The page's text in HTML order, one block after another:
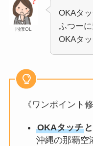
同僚OL
OKAタ
ふつー
OKAタ
《ワンポイント
OKAタッチ
沖縄の那覇空